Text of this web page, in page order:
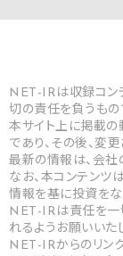
NET-IRは収録コン
切の責任を負うもの
本サイト上に掲載の
であり、その後、変
最新の情報は、会社
なお、本コンテンツ
情報を基に投資をな
NET-IRは責任を一
れるようお願いいた
NET-IRからのリン